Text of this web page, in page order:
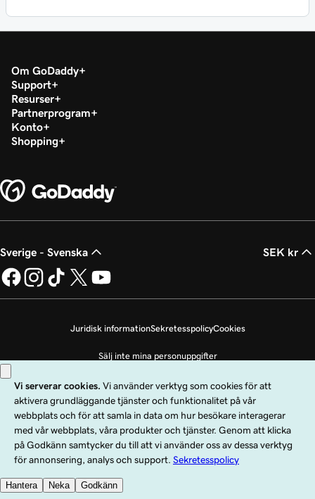
Om GoDaddy
Support
Resurser
Partnerprogram
Konto
Shopping
Sverige - Svenska SEK kr
Juridisk informationSekretesspolicyCookies
Sälj inte mina personuppgifter
Copyright © 1999 - 2026 GoDaddy Operating Company, LLC. Med ensamrätt.
Ordmärket GoDaddy är ett registrerat varumärke som tillhör GoDaddy
Operating Company, LLC i USA och andra länder. Logotypen ”GO” är ett
registrerat varumärke som tillhör GoDaddy.com, LLC i USA.
Användning av den här webbplatsen omfattas av användarvillkoren. Genom att
använda den här webbplatsen samtycker du till att omfattas av dessa
användningsvillkor